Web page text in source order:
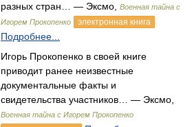
разных стран… — Эксмо,
Военная тайна с
Игорем Прокопенко
электронная книга
Подробнее...
Игорь Прокопенко в своей книге
приводит ранее неизвестные
документальные факты и
свидетельства участников… — Эксмо,
Военная тайна с Игорем Прокопенко